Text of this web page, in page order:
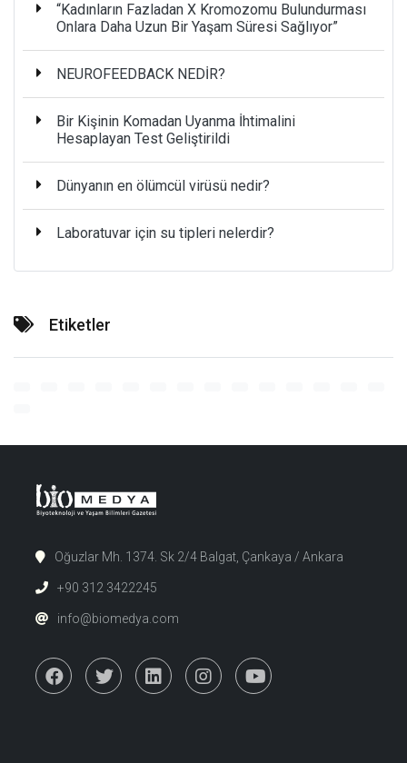
“Kadınların Fazladan X Kromozomu Bulundurması
Onlara Daha Uzun Bir Yaşam Süresi Sağlıyor”
NEUROFEEDBACK NEDİR?
Bir Kişinin Komadan Uyanma İhtimalini
Hesaplayan Test Geliştirildi
Dünyanın en ölümcül virüsü nedir?
Laboratuvar için su tipleri nelerdir?
Etiketler
Oğuzlar Mh. 1374. Sk 2/4 Balgat, Çankaya / Ankara
+90 312 3422245
info@biomedya.com